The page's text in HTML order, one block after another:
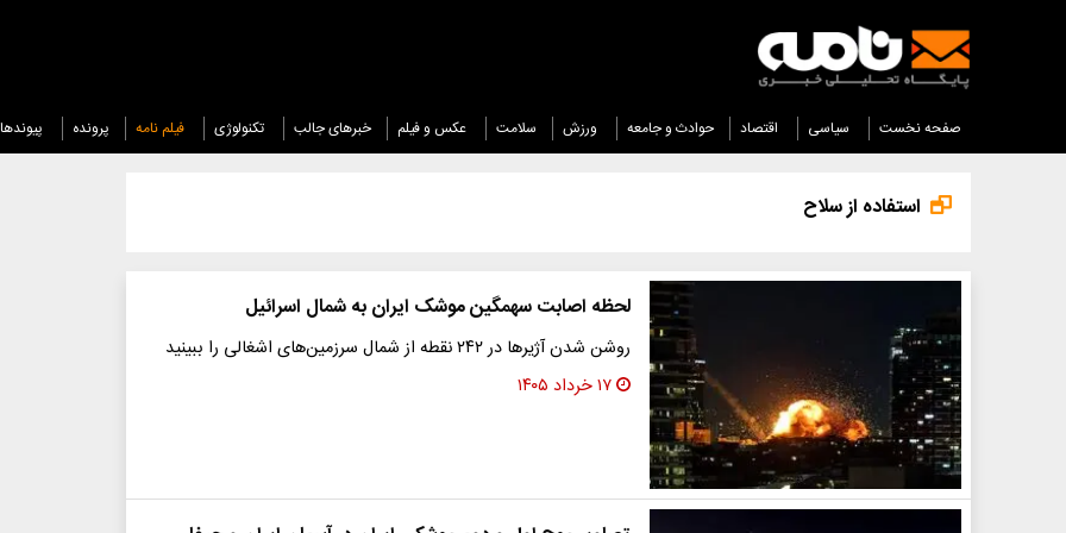
صفحه نخست سیاسی اقتصاد حوادث و جامعه ورزش سلامت عکس و فیلم خبرهای جالب تکنولوژی فیلم نامه پرونده پیوندها
استفاده از سلاح
لحظه اصابت سهمگین موشک ایران به شمال اسرائیل
روشن شدن آژیرها در ۲۴۲ نقطه از شمال سرزمین‌های اشغالی را ببینید
۱۷ خرداد ۱۴۰۵